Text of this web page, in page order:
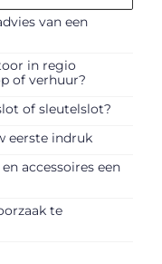
van een
in regio
of verhuur?
of sleutelslot?
eerste indruk
accessoires een
te